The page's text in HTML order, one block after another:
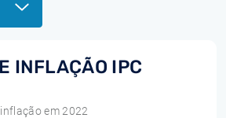
INFLAÇÃO IPC
em 2022